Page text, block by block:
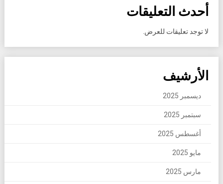
أحدث التعليقات
لا توجد تعليقات للعرض.
الأرشيف
ديسمبر 2025
سبتمبر 2025
أغسطس 2025
مايو 2025
مارس 2025